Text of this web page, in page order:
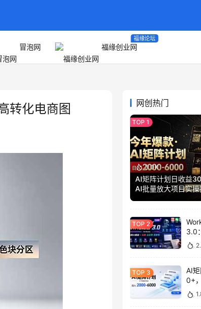
冒泡网 福缘创业网
福缘论坛
转化电商图 网创热门
3.0K
AI矩阵计划日收益
AI批量放大项目实操
3.0
作
现
AI
0+
察